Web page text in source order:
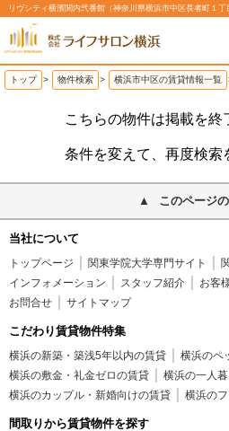
トップ > 物件検索 > 横浜市中区の賃貸情報一覧
こちらの物件は掲載を終
条件を変えて、再度検索
このページ
当社について
トップページ 関東学院大学専門サイト
インフォメーション
スタッフ紹介 お客
お問合せ
サイトマップ
こだわり賃貸物件特集
横浜の新築・築浅5年以内の賃貸
横浜のペ
横浜の敷金・礼金ゼロの賃貸
横浜の一人
横浜のカップル・新婚向けの賃貸
横浜の
間取りから賃貸物件を探す